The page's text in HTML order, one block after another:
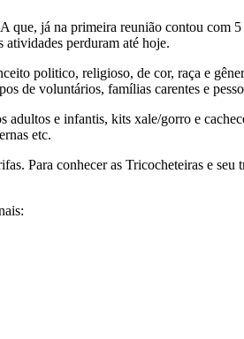
já na primeira reunião contou com 5
atividades perduram até hoje.
politico, religioso, de cor, raça e
de voluntários, famílias carentes e
e infantis, kits xale/gorro e
etc.
Para conhecer as Tricocheteiras e seu